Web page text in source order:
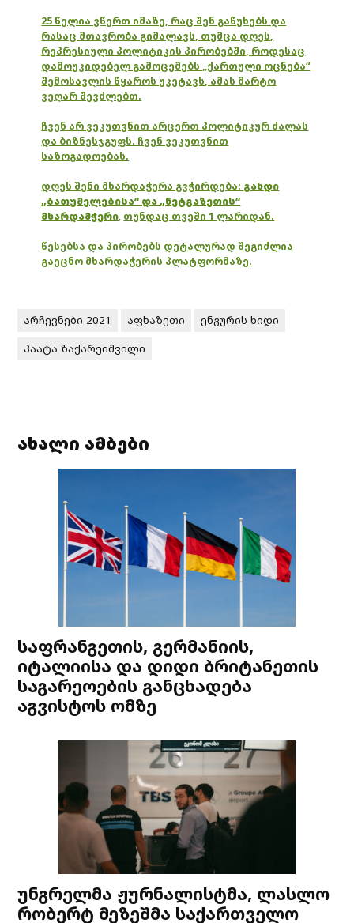
25 წელია ვწერთ იმაზე, რაც შენ გაწუხებს და
რასაც მთავრობა გიმალავს, თუმცა დღეს,
რეპრესიული პოლიტიკის პირობებში, როდესაც
დამოუკიდებელ გამოცემებს „ქართული ოცნება“
შემოსავლის წყაროს უკეტავს, ამას მარტო
ვეღარ შევძლებთ.
ჩვენ არ ვეკუთვნით არცერთ პოლიტიკურ ძალას
და ბიზნესჯგუფს. ჩვენ ვეკუთვნით
საზოგადოებას.
დღეს შენი მხარდაჭერა გვჭირდება: გახდი
„ბათუმელებისა“ და „ნეტგაზეთის“
მხარდამჭერი, თუნდაც თვეში 1 ლარიდან.
წესებსა და პირობებს დეტალურად შეგიძლია
გაეცნო მხარდაჭერის პლატფორმაზე.
არჩევნები 2021 აფხაზეთი
ენგურის ხიდი
პაატა ზაქარეიშვილი
ახალი ამბები
საფრანგეთის, გერმანიის,
იტალიისა და დიდი ბრიტანეთის
საგარეოების განცხადება
აგვისტოს ომზე
უნგრელმა ჟურნალისტმა, ლასლო
რობერტ მეზეშმა საქართველო